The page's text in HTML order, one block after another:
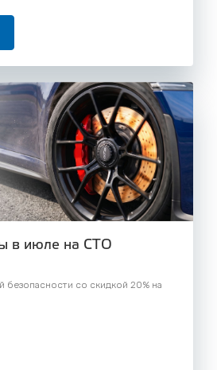
в июле на СТО
безопасности со скидкой 20% на